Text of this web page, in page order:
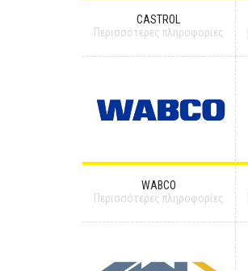
CASTROL
Περισσότερες πληροφορίες
WABCO
Περισσότερες πληροφορίες